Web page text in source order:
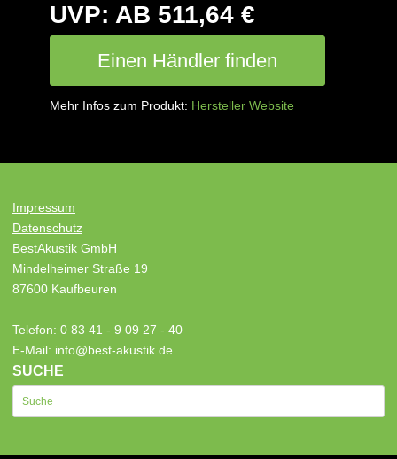
UVP: AB 511,64 €
Einen Händler finden
Mehr Infos zum Produkt: Hersteller Website
Impressum
Datenschutz
BestAkustik GmbH
Mindelheimer Straße 19
87600 Kaufbeuren
Telefon: 0 83 41 - 9 09 27 - 40
E-Mail: info@best-akustik.de
SUCHE